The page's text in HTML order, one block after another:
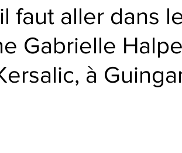
faut aller dans
Gabrielle
à